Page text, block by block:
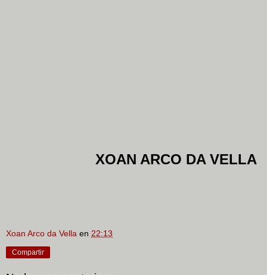
XOAN ARCO DA VELLA
Xoan Arco da Vella en 22:13
Compartir